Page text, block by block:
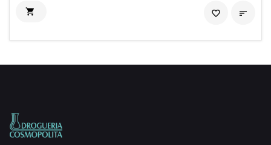
 
favorite_border